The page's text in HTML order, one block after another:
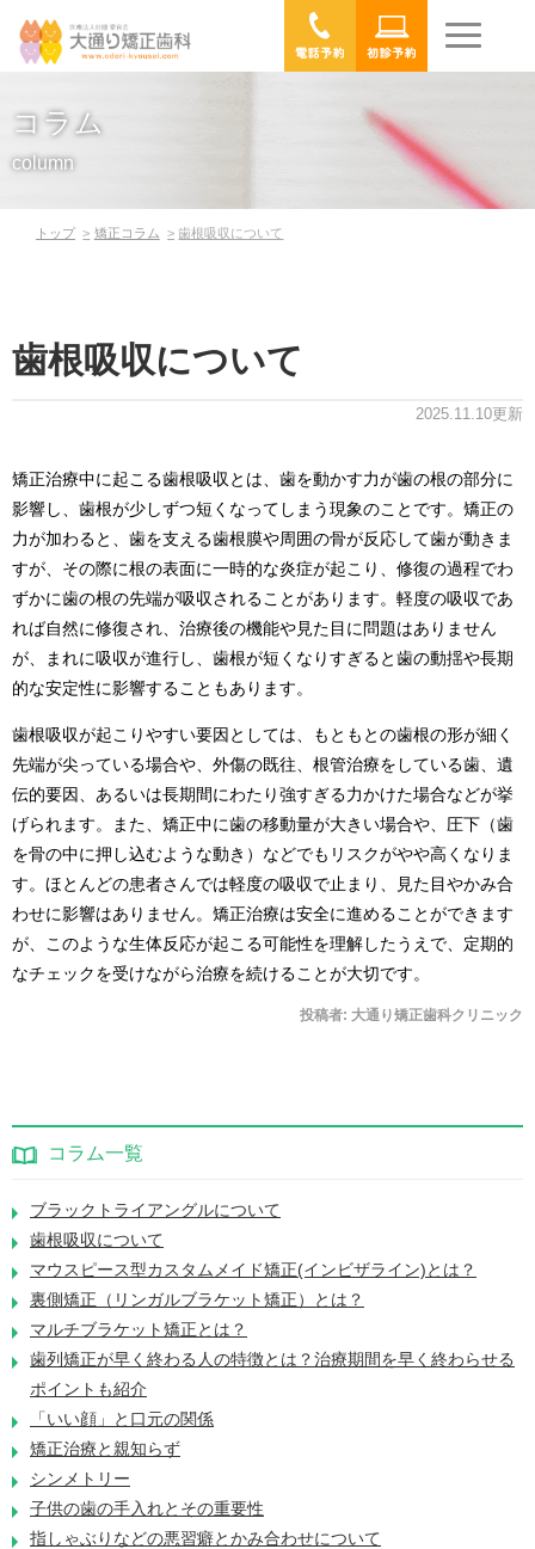
コラム
column
トップ 矯正コラム 歯根吸収について
歯根吸収について
2025.11.10更新
矯正治療中に起こる歯根吸収とは、歯を動かす力が歯の根の部分に
影響し、歯根が少しずつ短くなってしまう現象のことです。矯正の
力が加わると、歯を支える歯根膜や周囲の骨が反応して歯が動きま
すが、その際に根の表面に一時的な炎症が起こり、修復の過程でわ
ずかに歯の根の先端が吸収されることがあります。軽度の吸収であ
れば自然に修復され、治療後の機能や見た目に問題はありません
が、まれに吸収が進行し、歯根が短くなりすぎると歯の動揺や長期
的な安定性に影響することもあります。
歯根吸収が起こりやすい要因としては、もともとの歯根の形が細く
先端が尖っている場合や、外傷の既往、根管治療をしている歯、遺
伝的要因、あるいは長期間にわたり強すぎる力かけた場合などが挙
げられます。また、矯正中に歯の移動量が大きい場合や、圧下（歯
を骨の中に押し込むような動き）などでもリスクがやや高くなりま
す。ほとんどの患者さんでは軽度の吸収で止まり、見た目やかみ合
わせに影響はありません。矯正治療は安全に進めることができます
が、このような生体反応が起こる可能性を理解したうえで、定期的
なチェックを受けながら治療を続けることが大切です。
投稿者: 大通り矯正歯科クリニック
コラム一覧
ブラックトライアングルについて
歯根吸収について
マウスピース型カスタムメイド矯正(インビザライン)とは？
裏側矯正（リンガルブラケット矯正）とは？
マルチブラケット矯正とは？
歯列矯正が早く終わる人の特徴とは？治療期間を早く終わらせる
ポイントも紹介
「いい顔」と口元の関係
矯正治療と親知らず
シンメトリー
子供の歯の手入れとその重要性
指しゃぶりなどの悪習癖とかみ合わせについて